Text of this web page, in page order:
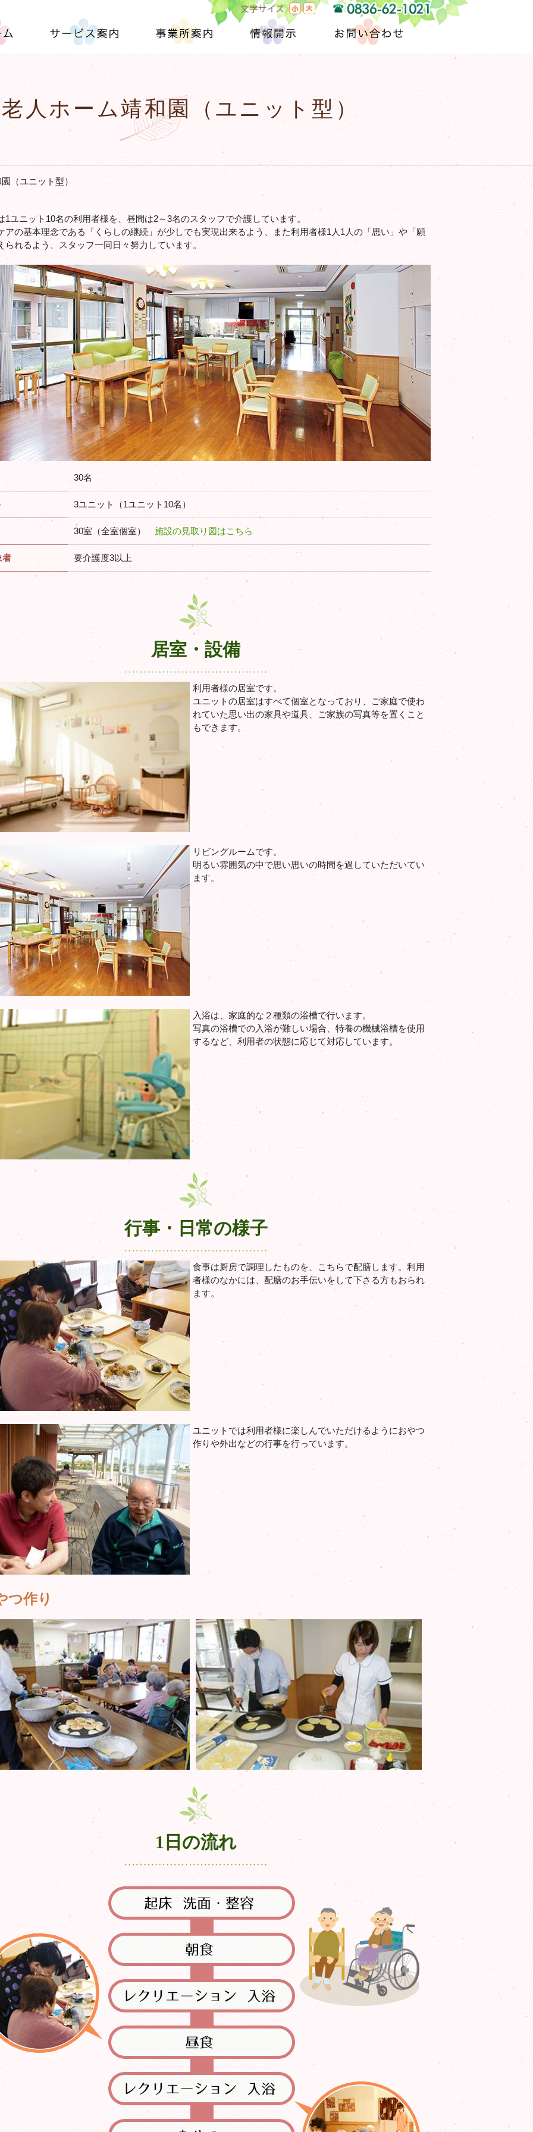
0836-62-1021
文字サイズ 小
特別養護老人ホーム（従来型）
特別養護老人ホーム靖和園（ユニット型）
短期入所生活介護（ショートステイ）
人ホーム靖和園（ユニット型）
（ユニット型）
1ユニット10名の利用者様を、昼間は2～3名のスタッフで介護しています。
アの基本理念である「くらしの継続」が少しでも実現出来るよう、また利用者様1人1人の「思い」や「願
られるよう、スタッフ一同日々努力しています。
30名
3ユニット（1ユニット10名）
30室（全室個室） 施設の見取り図はこちら
者 要介護度3以上
居室・設備
利用者様の居室です。
ユニットの居室はすべて個室となっており、ご家庭で使わ
れていた思い出の家具や道具、ご家族の写真等を置くこと
もできます。
リビングルームです。
明るい雰囲気の中で思い思いの時間を過していただいてい
ます。
入浴は、家庭的な２種類の浴槽で行います。
写真の浴槽での入浴が難しい場合、特養の機械浴槽を使用
するなど、利用者の状態に応じて対応しています。
行事・日常の様子
食事は厨房で調理したものを、こちらで配膳します。利用
者様のなかには、配膳のお手伝いをして下さる方もおられ
ます。
ユニットでは利用者様に楽しんでいただけるようにおやつ
作りや外出などの行事を行っています。
つ作り
1日の流れ